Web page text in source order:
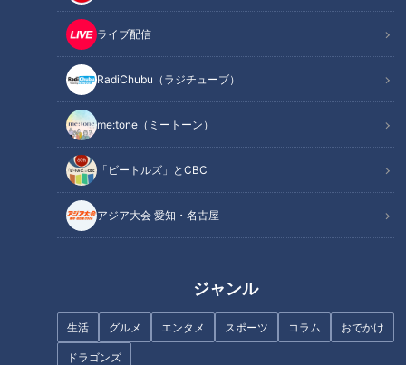
ライブ配信
RadiChubu（ラジチューブ）
me:tone（ミートーン）
「ビートルズ」とCBC
アジア大会 愛知・名古屋
ジャンル
生活 グルメ エンタメ スポーツ コラム おでかけ
ドラゴンズ
この記事を見たあなたへのおすすめ
CBC若狭敬一アナが名古屋の夏
グルメ「きしころ」を紹介！冷
たい麺を熱く生実況！
ンスがたまらない老舗の銘菓！